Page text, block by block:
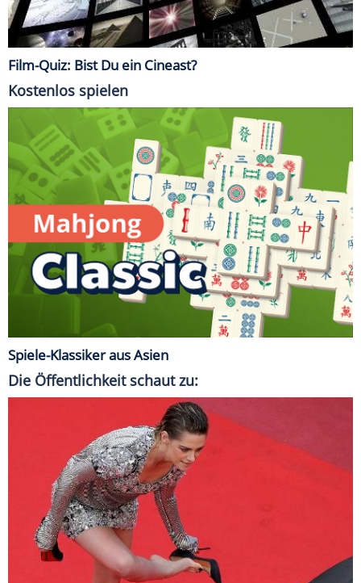
Film-Quiz: Bist Du ein Cineast?
Kostenlos spielen
Spiele-Klassiker aus Asien
Die Öffentlichkeit schaut zu: